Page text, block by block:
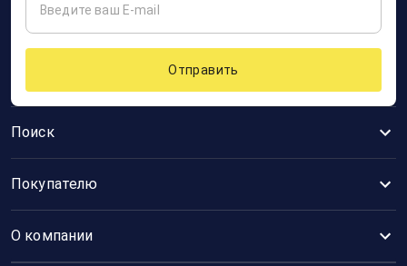
Поиск
Покупателю
О компании
Отправить